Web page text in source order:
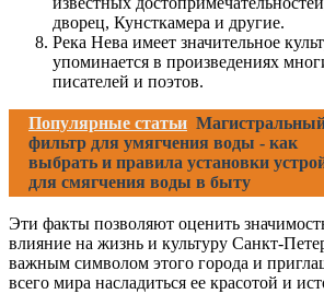
дворец, Кунсткамера и другие.
Река Нева имеет значительное
упоминается в произведениях
писателей и поэтов.
Популярные статьи
фильтр для умягчения воды - как
выбрать и правила установки
для смягчения воды в быту
Эти факты позволяют оценить
влияние на жизнь и культуру Санкт-
важным символом этого города и
всего мира насладиться ее красотой и